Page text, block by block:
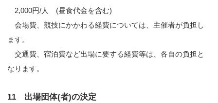
2,000円/人 (昼食代金を含む)
会場費、競技にかかわる経費については、主催者が負担し
ます。
交通費、宿泊費など出場に要する経費等は、各自の負担と
なります。
11 出場団体(者)の決定